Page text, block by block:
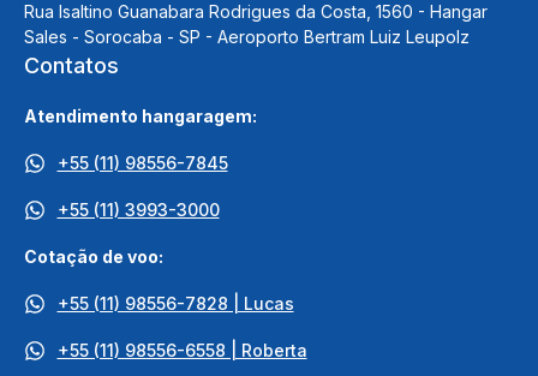
Rua Isaltino Guanabara Rodrigues da Costa, 1560 - Hangar
Sales - Sorocaba - SP - Aeroporto Bertram Luiz Leupolz
Contatos
Atendimento hangaragem:
+55 (11) 98556-7845
+55 (11) 3993-3000
Cotação de voo:
+55 (11) 98556-7828 | Lucas
+55 (11) 98556-6558 | Roberta